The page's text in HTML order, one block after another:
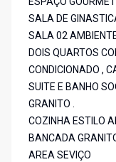
SALA DE
SALA 02
DOIS QUARTOS
CONDICIONADO ,
SUITE E BANHO
GRANITO .
COZINHA ESTILO
BANCADA
AREA SEVIÇO